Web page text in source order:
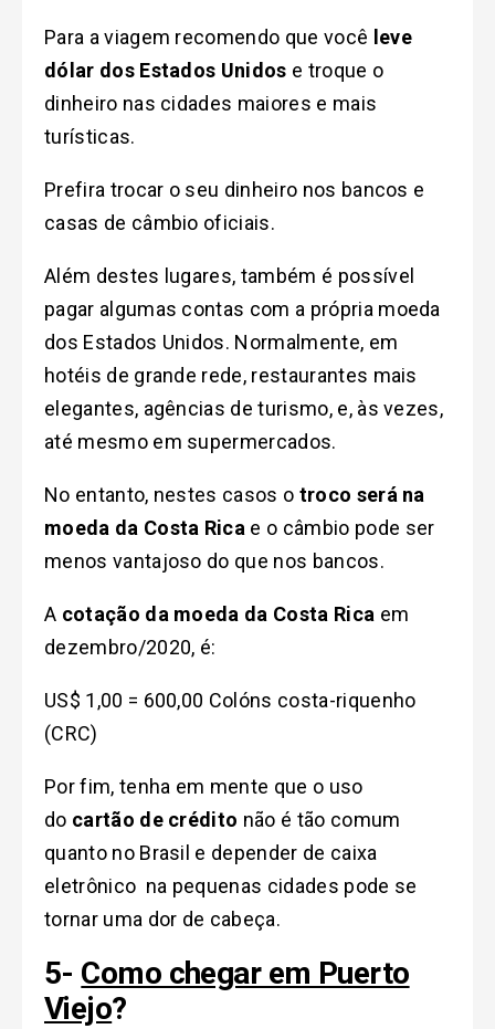
Para a viagem recomendo que você leve
dólar dos Estados Unidos e troque o
dinheiro nas cidades maiores e mais
turísticas.
Prefira trocar o seu dinheiro nos bancos e
casas de câmbio oficiais.
Além destes lugares, também é possível
pagar algumas contas com a própria moeda
dos Estados Unidos. Normalmente, em
hotéis de grande rede, restaurantes mais
elegantes, agências de turismo, e, às vezes,
até mesmo em supermercados.
No entanto, nestes casos o troco será na
moeda da Costa Rica e o câmbio pode ser
menos vantajoso do que nos bancos.
A cotação da moeda da Costa Rica em
dezembro/2020, é:
US$ 1,00 = 600,00 Colóns costa-riquenho
(CRC)
Por fim, tenha em mente que o uso
do cartão de crédito não é tão comum
quanto no Brasil e depender de caixa
eletrônico na pequenas cidades pode se
tornar uma dor de cabeça.
5- Como chegar em Puerto
Viejo?